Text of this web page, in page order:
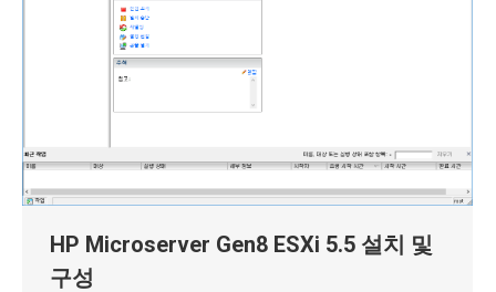
HP Microserver Gen8 ESXi 5.5 설치 및
구성